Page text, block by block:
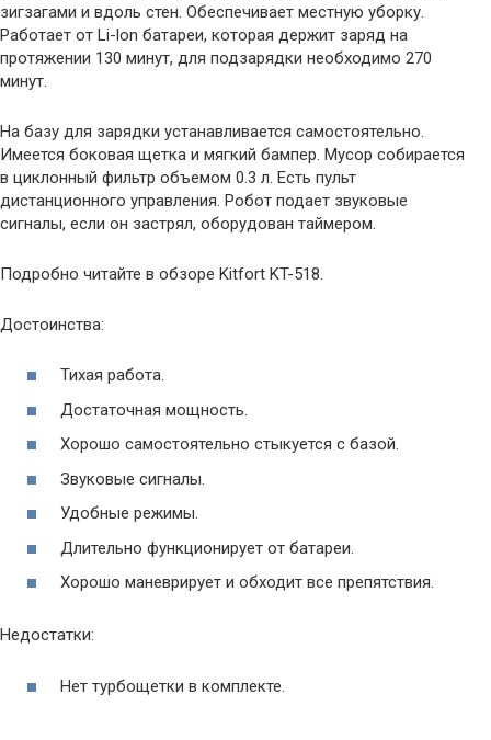
зигзагами и вдоль стен. Обеспечивает местную уборку.
Работает от Li-lon батареи, которая держит заряд на
протяжении 130 минут, для подзарядки необходимо 270
минут.
На базу для зарядки устанавливается самостоятельно.
Имеется боковая щетка и мягкий бампер. Мусор собирается
в циклонный фильтр объемом 0.3 л. Есть пульт
дистанционного управления. Робот подает звуковые
сигналы, если он застрял, оборудован таймером.
Подробно читайте в обзоре Kitfort KT-518.
Достоинства:
Тихая работа.
Достаточная мощность.
Хорошо самостоятельно стыкуется с базой.
Звуковые сигналы.
Удобные режимы.
Длительно функционирует от батареи.
Хорошо маневрирует и обходит все препятствия.
Недостатки:
Нет турбощетки в комплекте.